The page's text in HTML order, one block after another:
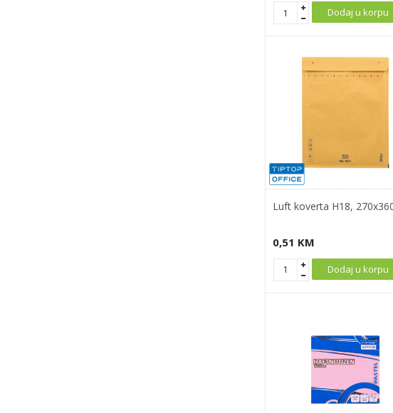
Dodaj u korpu
Luft koverta H18,
0,51 KM
Dodaj u korpu